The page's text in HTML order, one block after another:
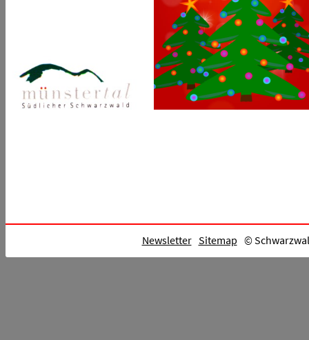
Newsletter Sitemap ©